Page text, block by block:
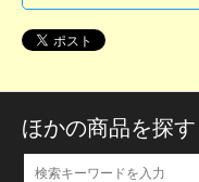
ほかの商品を探す